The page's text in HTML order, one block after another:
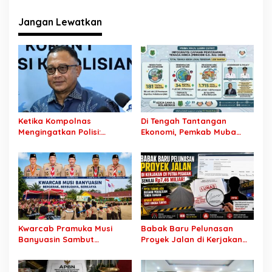
g
a
s
i
p
o
s
Jangan Lewatkan
Ketika Kompolnas
Mengingatkan Polisi:
“Kegaduhan Siber” Alasan
Menjerat Warga
Di Tengah Tantangan
Ekonomi, Pemkab Muba
bagi Warga Lokal
Kwarcab Pramuka Musi
Banyuasin Sambut
Sertifikat Pramuka Garuda
Babak Baru Pelunasan
Proyek Jalan di Kerjakan
Rp7,46 Miliar! PPTK Tuding